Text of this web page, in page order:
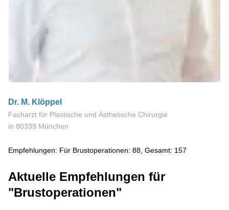
Dr. M. Klöppel
Facharzt für Plastische und Ästhetische Chirurgie
in 80339 München
Empfehlungen: Für Brustoperationen: 88, Gesamt: 157
Aktuelle Empfehlungen für
"Brustoperationen"